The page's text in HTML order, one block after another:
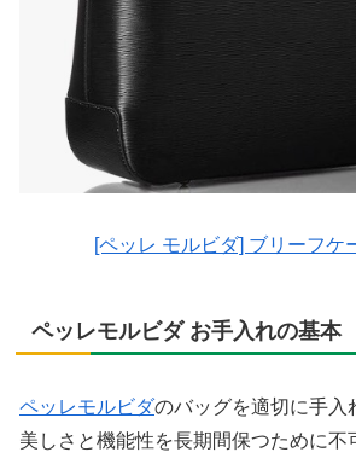
[ペッレ モルビダ] ブリーフケ
ペッレモルビダ お手入れの基本
ペッレモルビダのバッグを適切に手入
美しさと機能性を長期間保つために不